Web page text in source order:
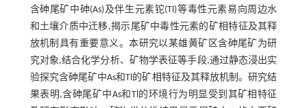
含砷尾矿中砷(As)及伴生元素铊(Tl)等毒性元素易向周边水
和土壤介质中迁移,揭示尾矿中毒性元素的矿相特征及其释
放机制具有重要意义。本研究以某雄黄矿区含砷尾矿为研
究对象,结合化学分析、矿物学表征等手段,通过静态浸出实
验探究含砷尾矿中As和Tl的矿相特征及其释放机制。研究结
果表明,含砷尾矿中As和Tl的环境行为明显受到其矿相特征